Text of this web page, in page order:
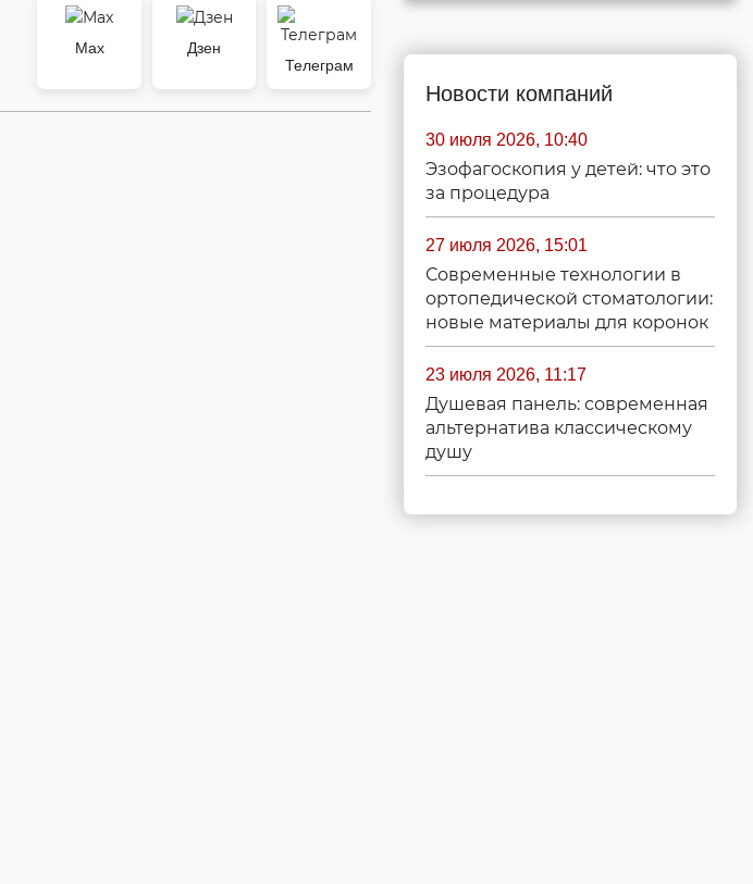
Max
Дзен
Телеграм
Новости компаний
30 июля 2026, 10:40
Эзофагоскопия у детей: что это
за процедура
27 июля 2026, 15:01
Современные технологии в
ортопедической стоматологии:
новые материалы для коронок
23 июля 2026, 11:17
Душевая панель: современная
альтернатива классическому
душу